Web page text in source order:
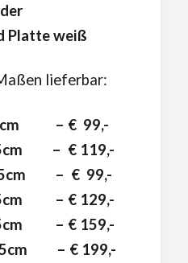
Platte weiß
lieferbar:
– € 99,-
– € 119,-
– € 99,-
– € 129,-
– € 159,-
– € 199,-